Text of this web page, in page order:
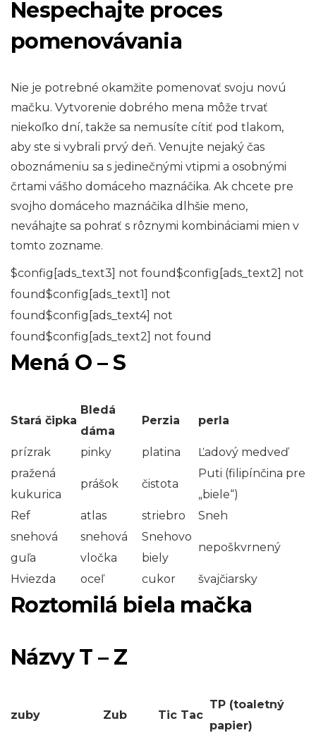
Nespechajte proces
pomenovávania
Nie je potrebné okamžite pomenovať svoju novú
mačku. Vytvorenie dobrého mena môže trvať
niekoľko dní, takže sa nemusíte cítiť pod tlakom,
aby ste si vybrali prvý deň. Venujte nejaký čas
oboznámeniu sa s jedinečnými vtipmi a osobnými
črtami vášho domáceho maznáčika. Ak chcete pre
svojho domáceho maznáčika dlhšie meno,
neváhajte sa pohrať s rôznymi kombináciami mien v
tomto zozname.
$config[ads_text3] not found$config[ads_text2] not
found$config[ads_text1] not
found$config[ads_text4] not
found$config[ads_text2] not found
Mená O – S
Stará čipka
Bledá
dáma
Perzia perla
prízrak pinky platina
Ľadový medveď
pražená
kukurica
prášok čistota
Puti (filipínčina pre
„biele“)
Ref
atlas striebro
Sneh
snehová
guľa
snehová
vločka
Snehovo
biely
nepoškvrnený
Hviezda oceľ cukor švajčiarsky
Roztomilá biela mačka
Názvy T – Z
zuby Zub Tic Tac
TP (toaletný
papier)